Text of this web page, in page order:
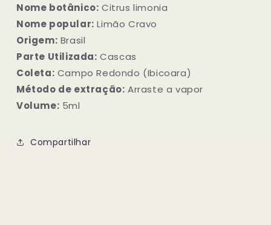
Nome botânico: Citrus limonia
Nome popular: Limão Cravo
Origem: Brasil
Parte Utilizada: Cascas
Coleta: Campo Redondo (Ibicoara)
Método de extração: Arraste a vapor
Volume: 5ml
Compartilhar